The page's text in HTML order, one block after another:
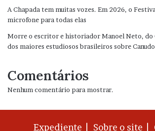
A Chapada tem muitas vozes. Em 2026, o
microfone para todas elas
Morre o escritor e historiador Manoel Neto, do
dos maiores estudiosos brasileiros sobre
Comentários
Nenhum comentário para mostrar.
Expediente | Sobre o site |